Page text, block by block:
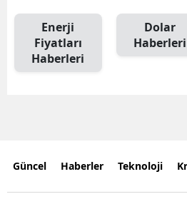
Enerji
Fiyatları
Haberleri
Dolar
Haberleri
Güncel Haberler Teknoloji